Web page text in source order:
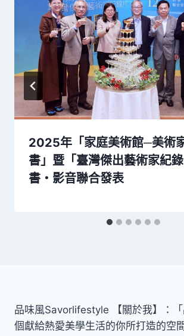
2025年「家庭美術館─美術
書」暨「臺灣傑出藝術家紀
書・影音聯合發表
品味風Savorlifestyle 【關於我】：
個獻給熱愛美學生活的你所打造的空